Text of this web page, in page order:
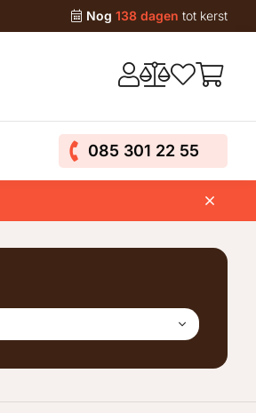
Nog 138 dagen tot kerst
085 301 22 55